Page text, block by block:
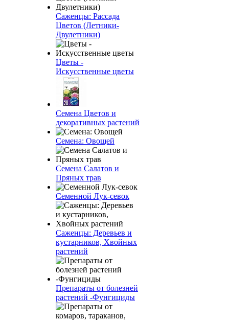
Саженцы: Рассада
Цветов (Летники-
Двулетники)
Цветы -
Искусственные цветы
Семена Цветов и
декоративных растений
Семена: Овощей
Семена Салатов и
Пряных трав
Семенной Лук-севок
Саженцы: Деревьев и
кустарников, Хвойных
растений
Препараты от болезней
растений -Фунгициды